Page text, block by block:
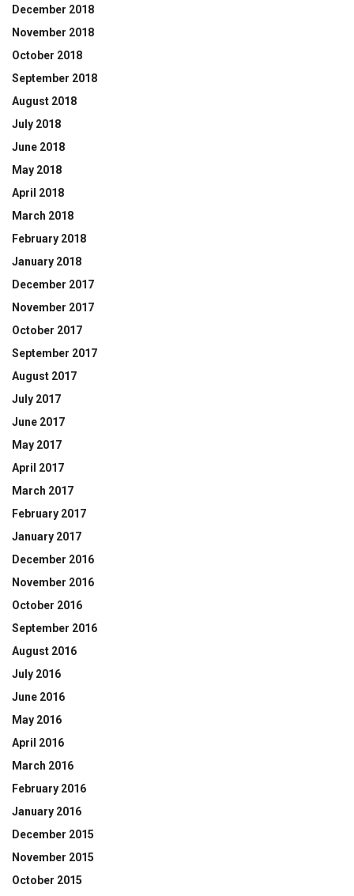
December 2018
November 2018
October 2018
September 2018
August 2018
July 2018
June 2018
May 2018
April 2018
March 2018
February 2018
January 2018
December 2017
November 2017
October 2017
September 2017
August 2017
July 2017
June 2017
May 2017
April 2017
March 2017
February 2017
January 2017
December 2016
November 2016
October 2016
September 2016
August 2016
July 2016
June 2016
May 2016
April 2016
March 2016
February 2016
January 2016
December 2015
November 2015
October 2015